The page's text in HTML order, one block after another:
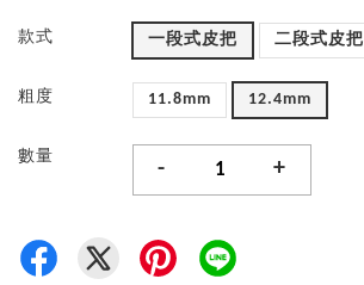
款式 一段式皮把 二段式皮把
粗度 11.8mm 12.4mm
數量
- +